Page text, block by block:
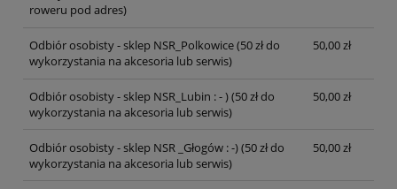
roweru pod adres)
Odbiór osobisty - sklep NSR_Polkowice(50 zł do
wykorzystania na akcesoria lub serwis)
50,00 zł
Odbiór osobisty - sklep NSR_Lubin : - )(50 zł do
wykorzystania na akcesoria lub serwis)
50,00 zł
Odbiór osobisty - sklep NSR _Głogów : -)(50 zł do
wykorzystania na akcesoria lub serwis)
50,00 zł